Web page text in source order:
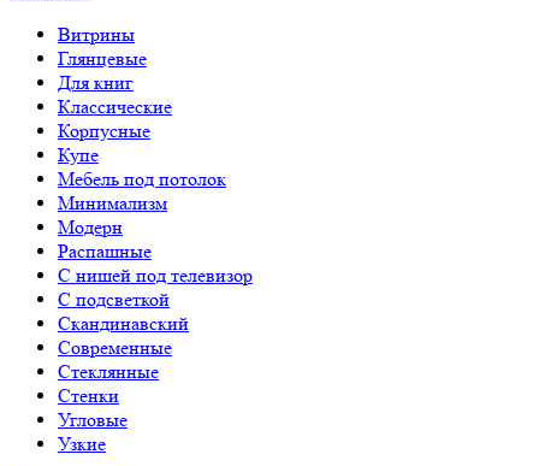
Витрины
Глянцевые
Для книг
Классические
Корпусные
Купе
Мебель под потолок
Минимализм
Модерн
Распашные
С нишей под телевизор
С подсветкой
Скандинавский
Современные
Стеклянные
Стенки
Угловые
Узкие